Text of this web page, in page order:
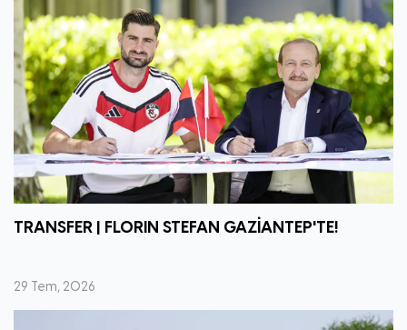
TRANSFER | FLORIN STEFAN GAZİANTEP'TE!
29 Tem, 2026